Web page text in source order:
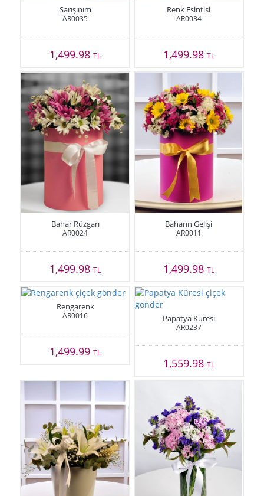
Sarışınım
AR0035
1,499.98TL
Renk Esintisi
AR0034
1,499.98 TL
Bahar Rüzgarı
AR0024
1,499.98TL
Baharın Gelişi
AR0011
1,499.98 TL
Rengarenk
AR0016
1,499.99TL
Papatya Küresi
AR0237
1,559.98 TL